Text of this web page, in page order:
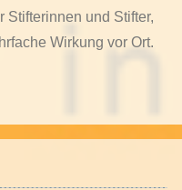
Stifterinnen und Stifter,
Wirkung vor Ort.